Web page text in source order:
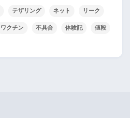
テザリング ネット リーク
ワクチン 不具合 体験記 値段